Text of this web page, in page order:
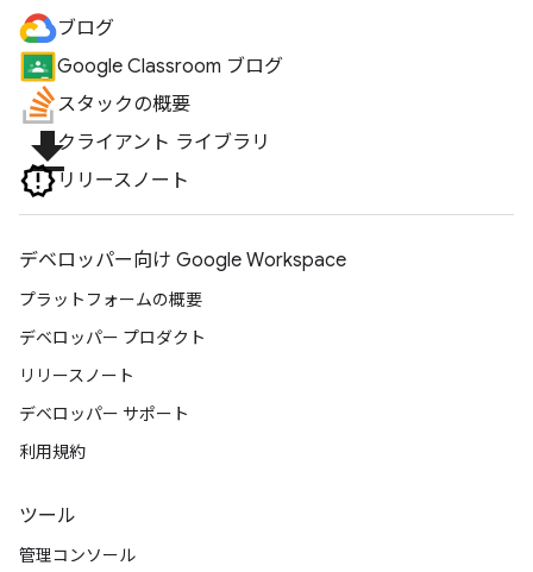
ブログ
Google Classroom ブログ
スタックの概要
file_downloadクライアント ライブラリ
リリースノート
デベロッパー向け Google Workspace
プラットフォームの概要
デベロッパー プロダクト
リリースノート
デベロッパー サポート
利用規約
ツール
管理コンソール